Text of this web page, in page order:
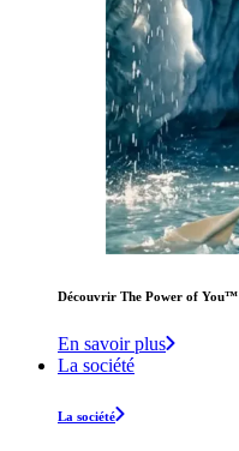
Découvrir The Power of You™️
En savoir plus
La société
La société